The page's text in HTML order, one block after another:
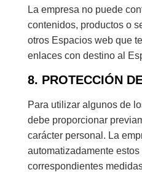
La empresa no puede
contenidos, productos o
otros Espacios web que
enlaces con destino al
8. PROTECCIÓN
Para utilizar algunos de
debe proporcionar
carácter personal. La
automatizadamente
correspondientes